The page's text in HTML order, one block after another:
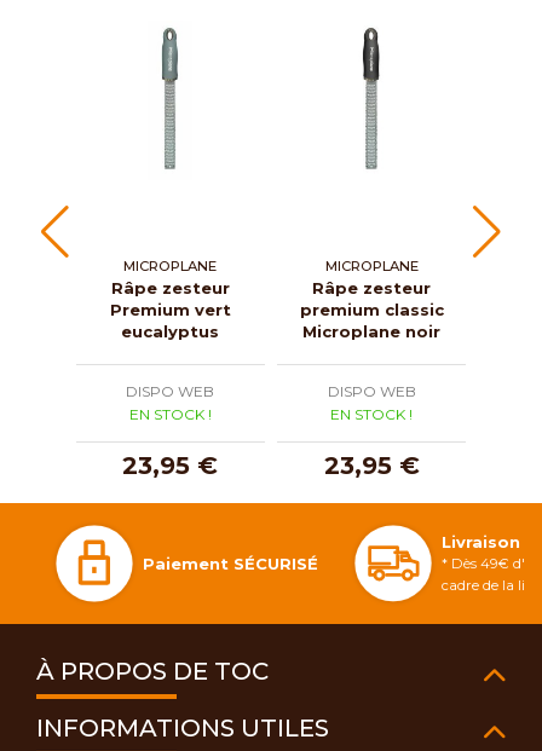
MICROPLANE
Râpe zesteur
Premium vert
eucalyptus
DISPO WEB
EN STOCK !
23,95 €
MICROPLANE
Râpe zesteur
premium classic
Microplane noir
DISPO WEB
EN STOCK !
23,95 €
Paiement SÉCURISÉ
Livraison
* Dès 49€
cadre de la
À PROPOS DE TOC
INFORMATIONS UTILES